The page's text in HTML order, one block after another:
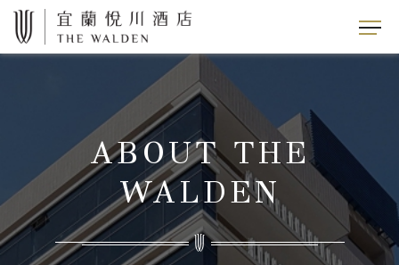
ABOUT THE
WALDEN